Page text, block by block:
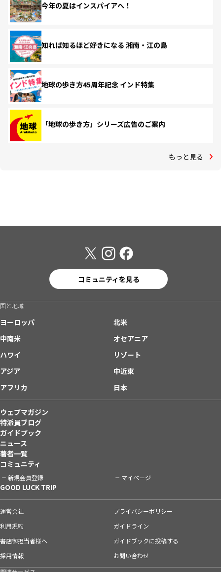
今年の夏はインスパイアへ！
知れば知るほど好きになる 湘南・江の島
地球の歩き方45周年記念 インド特集
「地球の歩き方」シリーズ広告のご案内
もっと見る
コミュニティを見る
国と地域
ヨーロッパ
北米
中南米
オセアニア
ハワイ
リゾート
アジア
中近東
アフリカ
日本
ウェブマガジン
特派員ブログ
ガイドブック
ニュース
著者一覧
コミュニティ
新規会員登録 マイページ
GOOD LUCK TRIP
運営会社
プライバシーポリシー
利用規約
ガイドライン
書店御担当者様へ
ガイドブックに投稿する
採用情報
お問い合わせ